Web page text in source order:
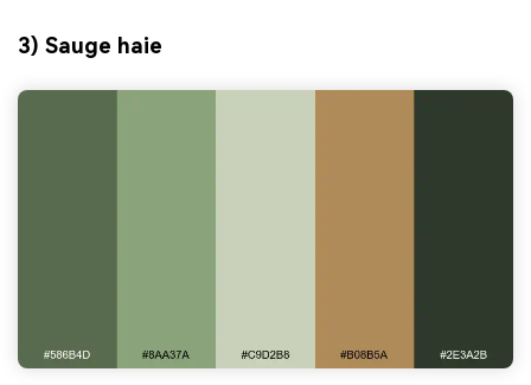
3) Sauge haie